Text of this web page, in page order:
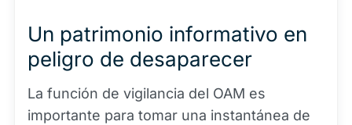
Un patrimonio informativo en
peligro de desaparecer
La función de vigilancia del OAM es
importante para tomar una instantánea de